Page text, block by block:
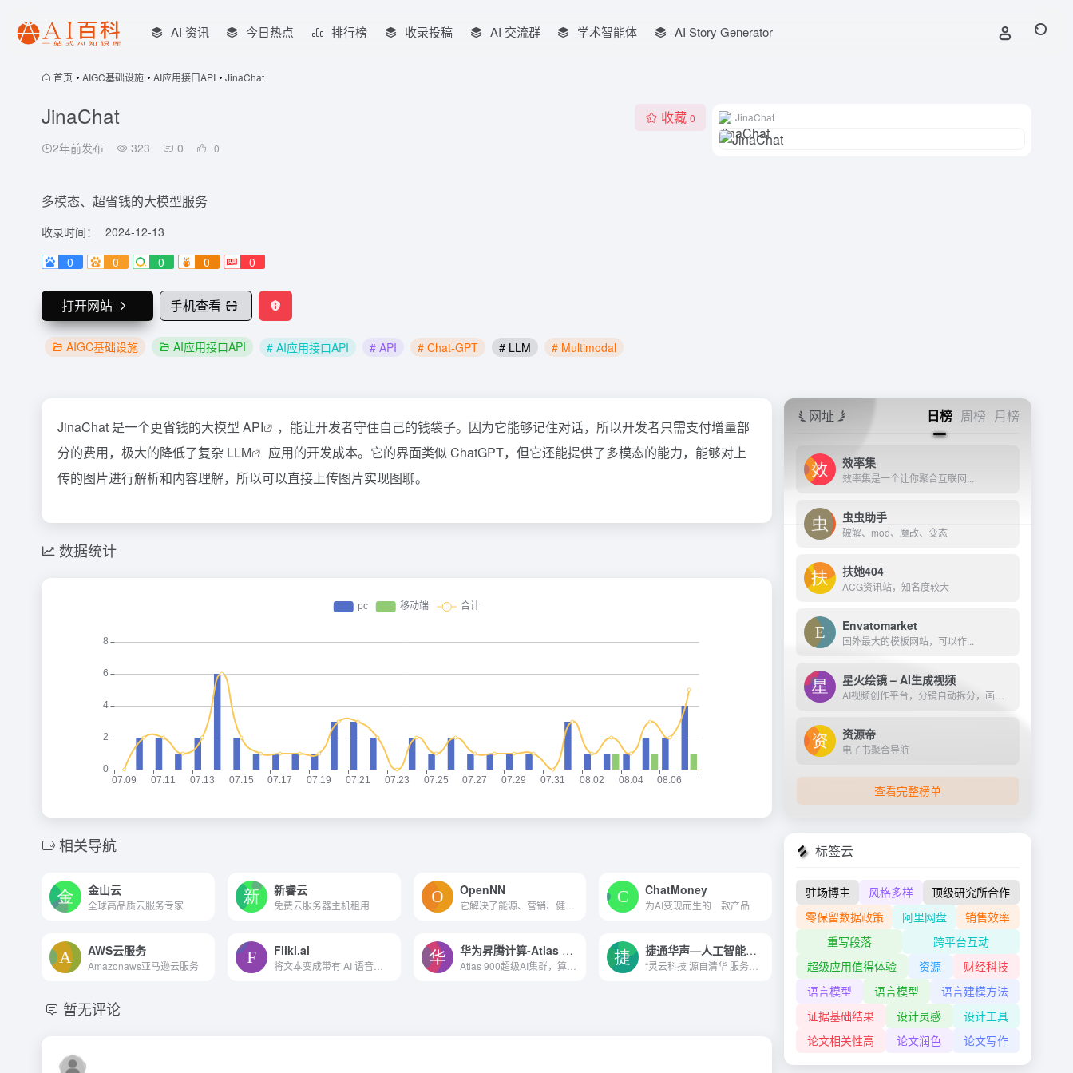
AI 资讯 今日热点 排行榜 收录投稿 AI 交流群 学术智能体 AI Story Generator
首页 • AIGC基础设施 • AI应用接口API • JinaChat
JinaChat
2年前发布 323 0 0
收藏 0
多模态、超省钱的大模型服务
收录时间：
2024-12-13
0
0 0 0 0
打开网站 手机查看
AIGC基础设施 AI应用接口API # AI应用接口API # API # Chat-GPT # LLM # Multimodal
JinaChat
JinaChat 是一个更省钱的大模型 API
，能让开发者守住自己的钱袋子。因为它能够记住对话，所以开发者只需支付增量部
分的费用，极大的降低了复杂 LLM
应用的开发成本。它的界面类似 ChatGPT，但它还能提供了多模态的能力，能够对上
传的图片进行解析和内容理解，所以可以直接上传图片实现图聊。
数据统计
相关导航
金山云
全球高品质云服务专家
新睿云
免费云服务器主机租用
OpenNN
它解决了能源、营销、健康等领域的许多实际应用。
ChatMoney
为AI变现而生的一款产品
AWS云服务
Amazonaws亚马逊云服务
Fliki.ai
将文本变成带有 AI 语音的视频,在 2 分钟内使用逼真的声音从脚本或博客文章创建视频！
华为昇腾计算-Atlas 900
Atlas 900超级AI集群，算力巅峰
捷通华声—人工智能技术与服务提供商
暂无评论
网址 日榜 周榜 月榜
效率集
效率集是一个让你聚合互联网...
虫虫助手
破解、mod、魔改、变态
扶她404
ACG资讯站，知名度较大
Envatomarket
国外最大的模板网站，可以作...
星火绘镜 – AI生成视频
资源帝
电子书聚合导航
查看完整榜单
标签云
驻场博主 风格多样
顶级研究所合作
零保留数据政策
阿里网盘
销售效率
重写段落
跨平台互动
超级应用值得体验
资源
财经科技
语言模型
语言模型
语言建模方法
证据基础结果
设计灵感
设计工具
论文相关性高
论文润色 论文写作